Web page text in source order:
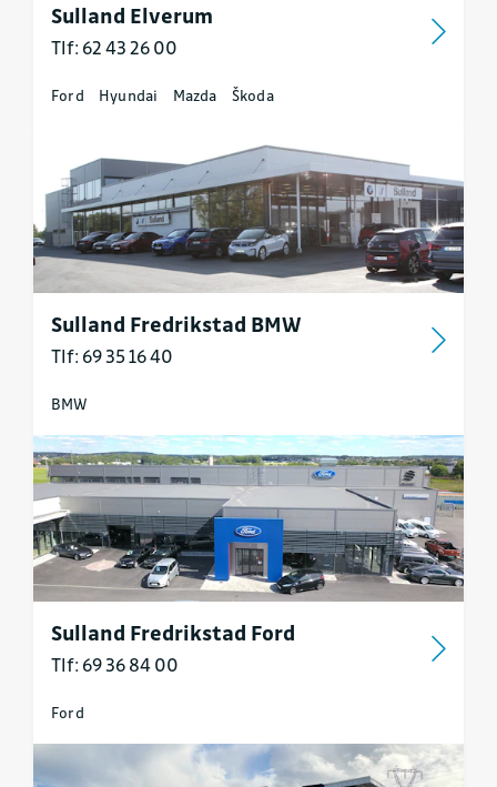
Sulland Elverum
Tlf: 62 43 26 00
Ford Hyundai Mazda Škoda
Sulland Fredrikstad BMW
Tlf: 69 35 16 40
BMW
Sulland Fredrikstad Ford
Tlf: 69 36 84 00
Ford